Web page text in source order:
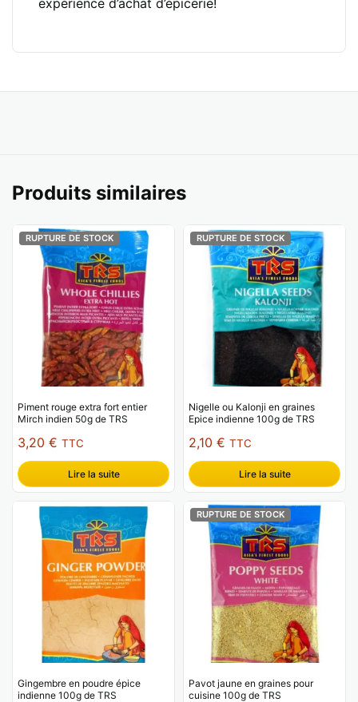
expérience d’achat d’épicerie!
Produits similaires
RUPTURE DE STOCK
Piment rouge extra fort entier
Mirch indien 50g de TRS
3,20 € TTC
Lire la suite
RUPTURE DE STOCK
Nigelle ou Kalonji en graines
Epice indienne 100g de TRS
2,10 € TTC
Lire la suite
Gingembre en poudre épice
indienne 100g de TRS
RUPTURE DE STOCK
Pavot jaune en graines pour
cuisine 100g de TRS